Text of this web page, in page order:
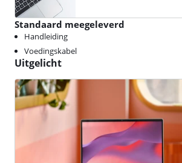
Standaard meegeleverd
Handleiding
Voedingskabel
Uitgelicht